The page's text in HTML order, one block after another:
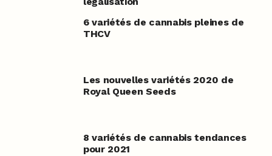
6 variétés de cannabis pleines de
THCV
Les nouvelles variétés 2020 de
Royal Queen Seeds
8 variétés de cannabis tendances
pour 2021